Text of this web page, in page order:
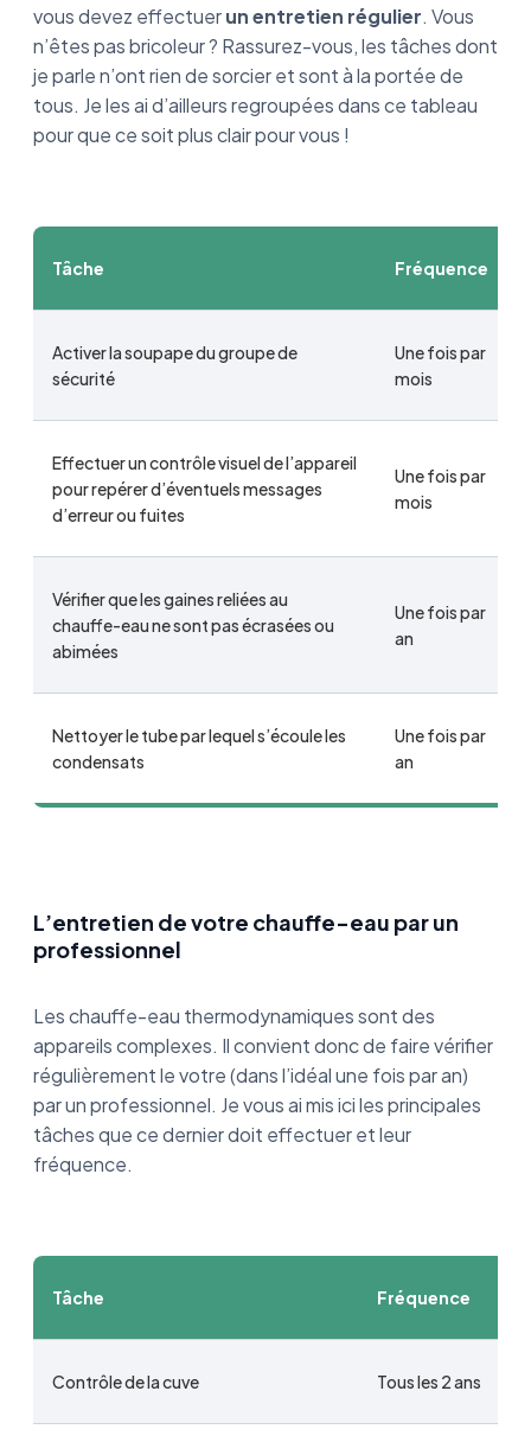
vous devez effectuerun entretien régulier. Vous
n’êtes pas bricoleur ? Rassurez-vous, les tâches dont
je parle n’ont rien de sorcier et sont à la portée de
tous. Je les ai d’ailleurs regroupées dans ce tableau
pour que ce soit plus clair pour vous !
Tâche Fréquence
Activer la soupape du groupe de
sécurité
Une fois par
mois
Effectuer un contrôle visuel de l’appareil
pour repérer d’éventuels messages
d’erreur ou fuites
Une fois par
mois
Vérifier que les gaines reliées au
chauffe-eau ne sont pas écrasées ou
abimées
Une fois par
an
Nettoyer le tube par lequel s’écoule les
condensats
Une fois par
an
L’entretien de votre chauffe-eau par un
professionnel
Les chauffe-eau thermodynamiques sont des
appareils complexes. Il convient donc de faire vérifier
régulièrement le votre (dans l’idéal une fois par an)
par un professionnel. Je vous ai mis ici les principales
tâches que ce dernier doit effectuer et leur
fréquence.
Tâche Fréquence
Contrôle de la cuve Tous les 2 ans